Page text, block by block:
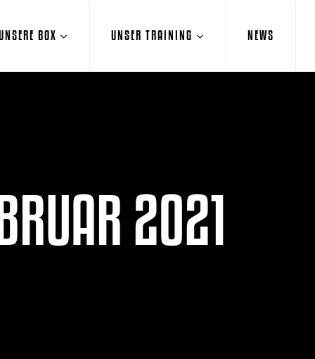
BOX UNSER TRAINING NEWS
2021